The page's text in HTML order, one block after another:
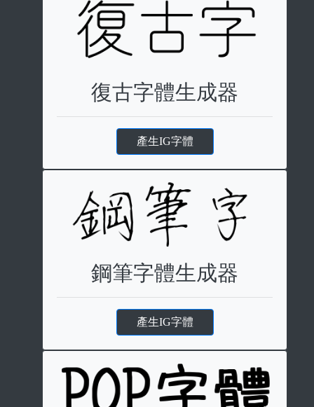
復古字體生成器
產生IG字體
鋼筆字體生成器
產生IG字體